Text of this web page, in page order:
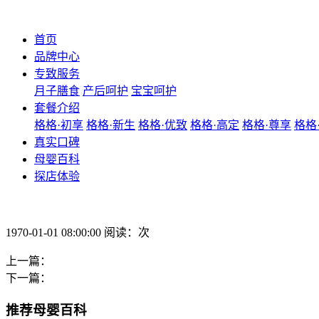
首页
品牌中心
专致服务
月子膳食 产后呵护 宝宝呵护
套餐介绍
格格·初享 格格·新生 格格·优致 格格·高定 格格·尊享 格格
真实口碑
母婴百科
探店体验
1970-01-01 08:00:00 阅读：次
上一篇：
下一篇：
推荐母婴百科